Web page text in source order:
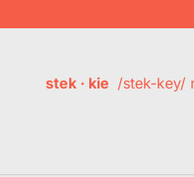
stek · kie /stek-key/